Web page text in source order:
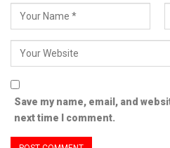
Save my name, email, and
next time I comment.